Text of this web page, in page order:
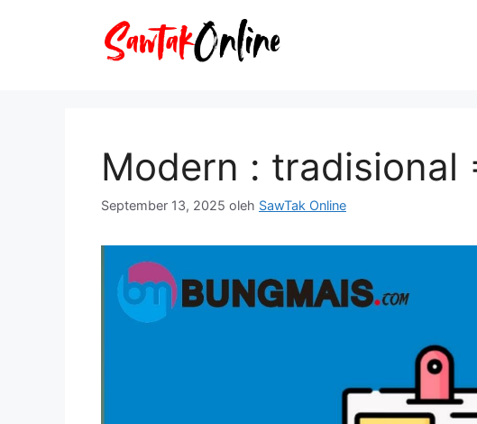
Modern : tradisional
September 13, 2025 oleh SawTak Online